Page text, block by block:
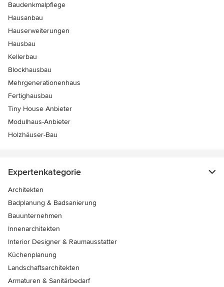
Baudenkmalpflege
Hausanbau
Hauserweiterungen
Hausbau
Kellerbau
Blockhausbau
Mehrgenerationenhaus
Fertighausbau
Tiny House Anbieter
Modulhaus-Anbieter
Holzhäuser-Bau
Expertenkategorie
Architekten
Badplanung & Badsanierung
Bauunternehmen
Innenarchitekten
Interior Designer & Raumausstatter
Küchenplanung
Landschaftsarchitekten
Armaturen & Sanitärbedarf